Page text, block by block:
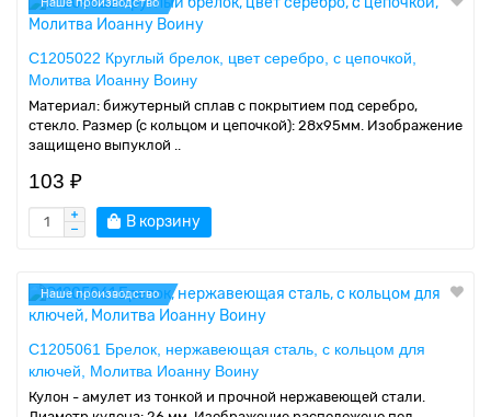
C1205022 Круглый брелок, цвет серебро, с цепочкой,
Молитва Иоанну Воину
Материал: бижутерный сплав с покрытием под серебро,
стекло. Размер (с кольцом и цепочкой): 28х95мм. Изображение
защищено выпуклой ..
103 ₽
В корзину
Наше производство
C1205061 Брелок, нержавеющая сталь, с кольцом для
ключей, Молитва Иоанну Воину
Кулон - амулет из тонкой и прочной нержавеющей стали.